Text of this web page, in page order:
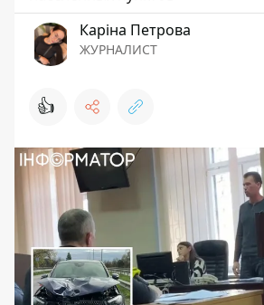
Каріна Петрова
ЖУРНАЛИСТ
👍